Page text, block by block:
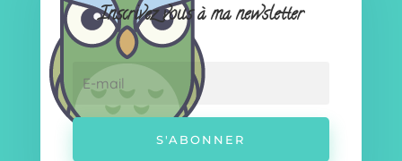
Inscrivez vous à ma newsletter
S'ABONNER